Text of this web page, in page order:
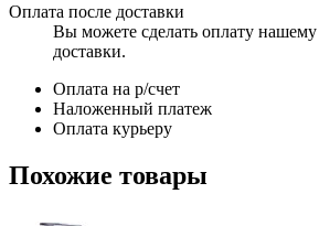
Оплата после доставки
Вы можете сделать оплату нашему
доставки.
Оплата на р/счет
Наложенный платеж
Оплата курьеру
Похожие товары